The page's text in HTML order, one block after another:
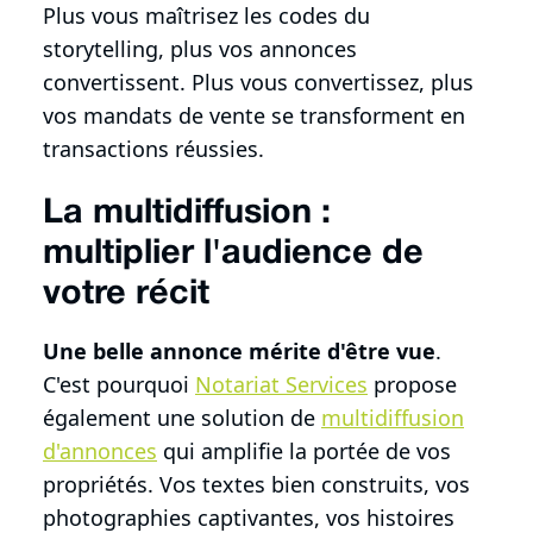
Plus vous maîtrisez les codes du
storytelling, plus vos annonces
convertissent. Plus vous convertissez, plus
vos mandats de vente se transforment en
transactions réussies.
La multidiffusion :
multiplier l'audience de
votre récit
Une belle annonce mérite d'être vue.
C'est pourquoi Notariat Services propose
également une solution de multidiffusion
d'annonces qui amplifie la portée de vos
propriétés. Vos textes bien construits, vos
photographies captivantes, vos histoires